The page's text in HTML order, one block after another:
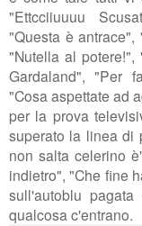
"Ettcciiuuuu
"Questa è antrace",
"Nutella al
Gardaland", "Per
"Cosa aspettate ad
per la prova
superato la linea di
non salta celerino
indietro", "Che fine
sull'autoblu
qualcosa c'entrano.